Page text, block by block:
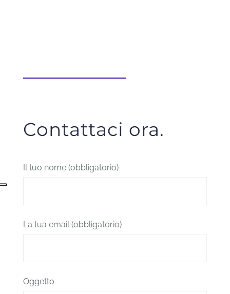
Contattaci ora.
Il tuo nome (obbligatorio)
La tua email (obbligatorio)
Oggetto